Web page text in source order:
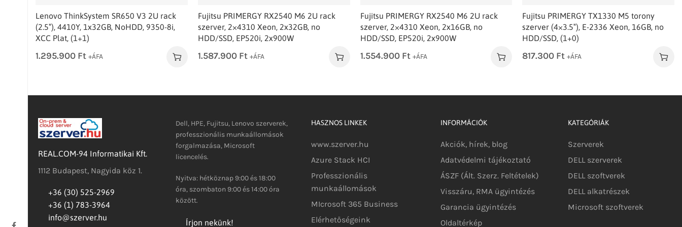
Lenovo ThinkSystem SR650 V3 2U rack
(2.5″), 4410Y, 1x32GB, NoHDD, 9350-8i,
XCC Plat, (1+1)
1.295.900 Ft +ÁFA
Fujitsu PRIMERGY RX2540 M6 2U rack
szerver, 2×4310 Xeon, 2x32GB, no
HDD/SSD, EP520i, 2x900W
1.587.900 Ft +ÁFA
Fujitsu PRIMERGY RX2540 M6 2U rack
szerver, 2×4310 Xeon, 2x16GB, no
HDD/SSD, EP520i, 2x900W
1.554.900 Ft +ÁFA
Fujitsu PRIMERGY TX1330 M5 torony
szerver (4×3.5″), E-2336 Xeon, 16GB, no
HDD/SSD, (1+0)
817.300 Ft +ÁFA
REAL.COM-94 Informatikai Kft.
1112 Budapest, Nagyida köz 1.
+36 (30) 525-2969
+36 (1) 783-3964
info@szerver.hu
Dell, HPE, Fujitsu, Lenovo szerverek,
professzionális munkaállomások
forgalmazása, Microsoft
licencelés.
Nyitva: hétköznap 9:00 és 18:00
óra, szombaton 9:00 és 14:00 óra
között.
Írjon nekünk!
HASZNOS LINKEK
www.szerver.hu
Azure Stack HCI
Professzionális
munkaállomások
MIcrosoft 365 Business
Elérhetőségeink
INFORMÁCIÓK
Akciók, hírek, blog
Adatvédelmi tájékoztató
ÁSZF (Ált. Szerz. Feltételek)
Visszáru, RMA ügyintézés
Garancia ügyintézés
Oldaltérkép
KATEGÓRIÁK
Szerverek
DELL szerverek
DELL szoftverek
DELL alkatrészek
Microsoft szoftverek